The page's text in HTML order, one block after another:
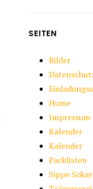
SEITEN
Bilder
Home
Impressum
Kalender
Kalender
Packlisten
Sippe Sokar